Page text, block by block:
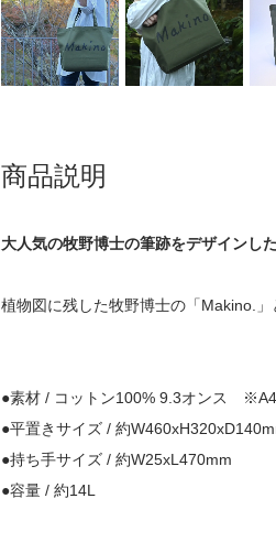
商品説明
大人気の牧野博士の筆跡をデザインし
植物図に残した牧野博士の「Makino.
●素材 / コットン100% 9.3オンス ※A4
●平置きサイズ / 約
●持ち手サイズ / 約W25xL470mm
●容量 / 約14L